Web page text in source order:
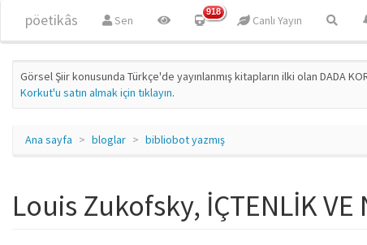
pöetikâs Sen
918
Canlı Yayın
Görsel Şiir konusunda Türkçe'de yayınlanmış kitapların ilki olan DADA
Korkut'u satın almak için tıklayın.
Ana sayfa bloglar bibliobot yazmış
Louis Zukofsky, İÇTENLİK VE